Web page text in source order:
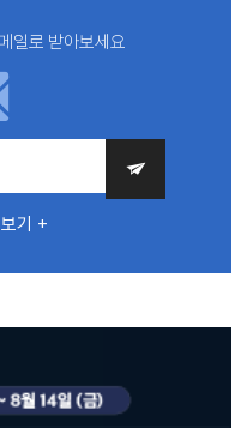
일로 받아보세요
기 +